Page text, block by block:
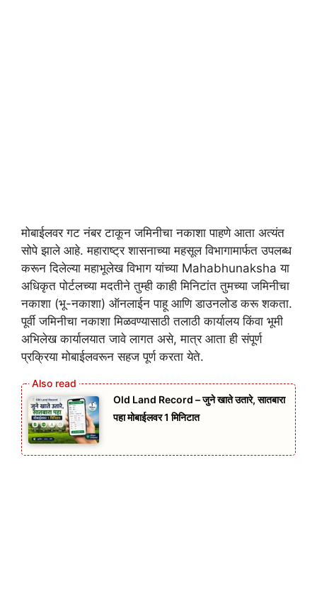
मोबाईलवर गट नंबर टाकून जमिनीचा नकाशा पाहणे आता अत्यंत
सोपे झाले आहे. महाराष्ट्र शासनाच्या महसूल विभागामार्फत उपलब्ध
करून दिलेल्या महाभूलेख विभाग यांच्या Mahabhunaksha या
अधिकृत पोर्टलच्या मदतीने तुम्ही काही मिनिटांत तुमच्या जमिनीचा
नकाशा (भू-नकाशा) ऑनलाईन पाहू आणि डाउनलोड करू शकता.
पूर्वी जमिनीचा नकाशा मिळवण्यासाठी तलाठी कार्यालय किंवा भूमी
अभिलेख कार्यालयात जावे लागत असे, मात्र आता ही संपूर्ण
प्रक्रिया मोबाईलवरून सहज पूर्ण करता येते.
Old Land Record – जुने खाते उतारे, सातबारा
पहा मोबाईलवर 1 मिनिटात